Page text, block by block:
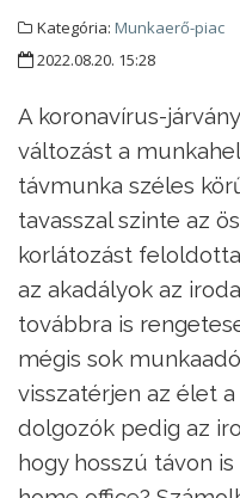
Kategória: Munkaerő-piac
2022.08.20. 15:28
A koronavírus-
változást a
távmunka széles
tavasszal szinte az
korlátozást
az akadályok az
továbbra is
mégis sok
visszatérjen az élet
dolgozók pedig az
hogy hosszú távon